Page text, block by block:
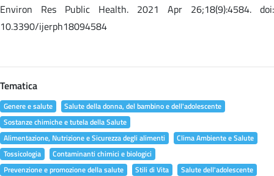
Environ Res Public Health. 2021 Apr 26;18(9):4584. doi:
10.3390/ijerph18094584
Tematica
Genere e salute
Salute della donna, del bambino e dell'adolescente
Sostanze chimiche e tutela della Salute
Alimentazione, Nutrizione e Sicurezza degli alimenti
Clima Ambiente e Salute
Tossicologia
Contaminanti chimici e biologici
Prevenzione e promozione della salute
Stili di Vita Salute dell'adolescente